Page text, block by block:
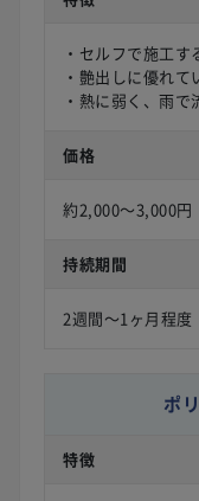
・セルフで施工す
・艶出しに優れて
・熱に弱く、雨で
価格
約2,000〜3,000円
持続期間
2週間〜1ヶ月程度
ポ
特徴